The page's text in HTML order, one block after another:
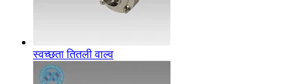
स्वच्छता तितली वाल्व